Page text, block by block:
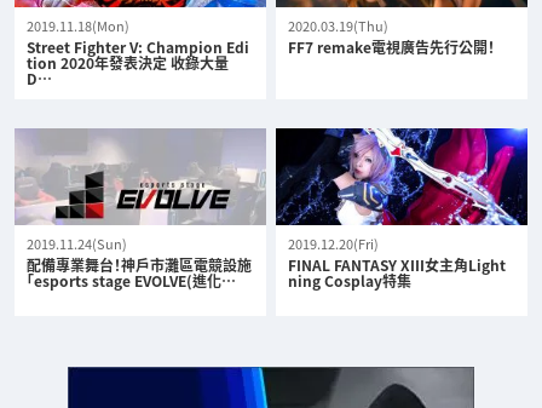
2019.11.18(Mon)
Street Fighter V: Champion Edi
tion 2020年發表決定 收錄大量
D…
2020.03.19(Thu)
FF7 remake電視廣告先行公開！
2019.11.24(Sun)
配備專業舞台！神戶市灘區電競設施
「esports stage EVOLVE(進化…
2019.12.20(Fri)
FINAL FANTASY XIII女主角Light
ning Cosplay特集